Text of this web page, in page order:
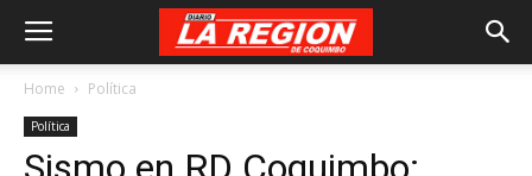
Home Política
Política